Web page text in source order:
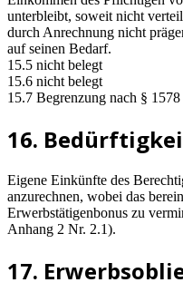
unterbleibt, soweit nicht
durch Anrechnung nicht
auf seinen Bedarf.
15.5 nicht belegt
15.6 nicht belegt
15.7 Begrenzung nach § 1578
16.
Eigene Einkünfte des
anzurechnen, wobei das
Erwerbstätigenbonus zu
Anhang 2 Nr. 2.1).
17.